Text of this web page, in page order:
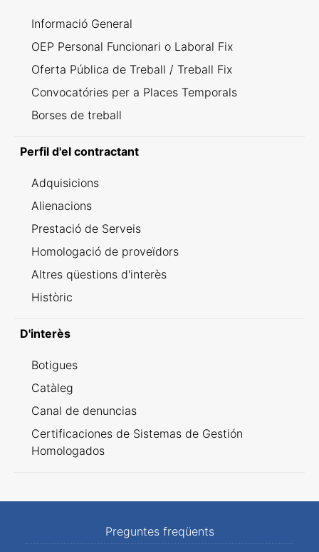
Informació General
OEP Personal Funcionari o Laboral Fix
Oferta Pública de Treball / Treball Fix
Convocatóries per a Places Temporals
Borses de treball
Perfil d'el contractant
Adquisicions
Alienacions
Prestació de Serveis
Homologació de proveïdors
Altres qüestions d'interès
Històric
D'interès
Botigues
Catàleg
Canal de denuncias
Certificaciones de Sistemas de Gestión
Homologados
Preguntes freqüents